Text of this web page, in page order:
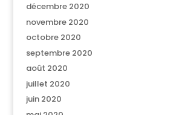
décembre 2020
novembre 2020
octobre 2020
septembre 2020
août 2020
juillet 2020
juin 2020